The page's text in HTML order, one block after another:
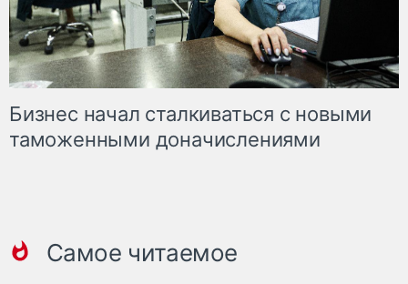
Бизнес начал сталкиваться с новыми
таможенными доначислениями
Самое читаемое